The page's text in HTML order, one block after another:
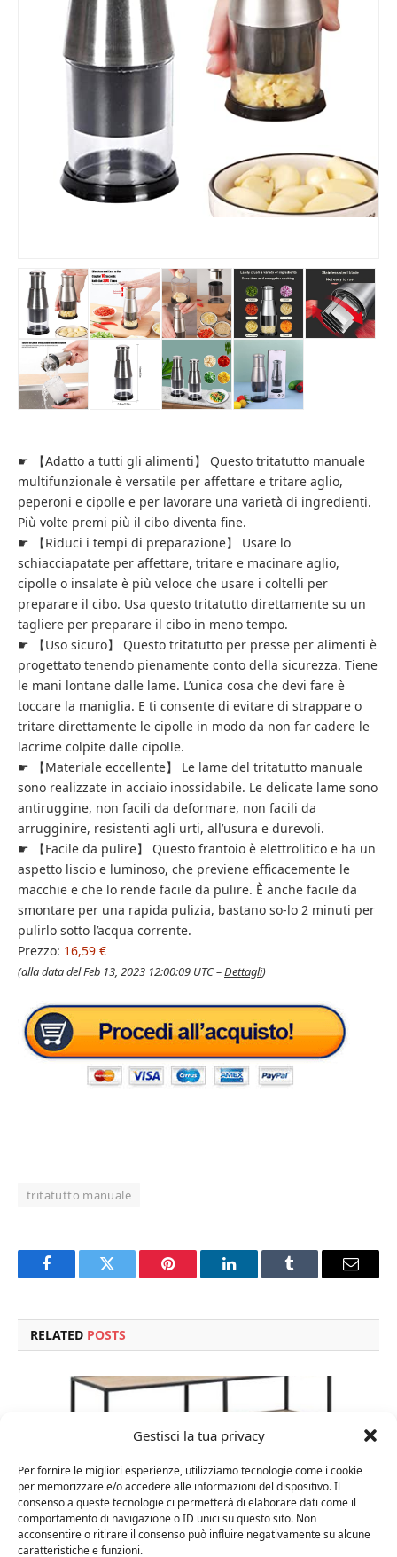
Gestisci la tua privacy
Per fornire le migliori esperienze, utilizziamo tecnologie come i cookie
per memorizzare e/o accedere alle informazioni del dispositivo. Il
consenso a queste tecnologie ci permetterà di elaborare dati come il
comportamento di navigazione o ID unici su questo sito. Non
acconsentire o ritirare il consenso può influire negativamente su alcune
caratteristiche e funzioni.
☛ 【Adatto a tutti gli alimenti】 Questo tritatutto manuale
multifunzionale è versatile per affettare e tritare aglio,
peperoni e cipolle e per lavorare una varietà di ingredienti.
Più volte premi più il cibo diventa fine.
☛ 【Riduci i tempi di preparazione】 Usare lo
schiacciapatate per affettare, tritare e macinare aglio,
cipolle o insalate è più veloce che usare i coltelli per
preparare il cibo. Usa questo tritatutto direttamente su un
tagliere per preparare il cibo in meno tempo.
☛ 【Uso sicuro】 Questo tritatutto per presse per alimenti è
progettato tenendo pienamente conto della sicurezza. Tiene
le mani lontane dalle lame. L’unica cosa che devi fare è
toccare la maniglia. E ti consente di evitare di strappare o
tritare direttamente le cipolle in modo da non far cadere le
lacrime colpite dalle cipolle.
☛ 【Materiale eccellente】 Le lame del tritatutto manuale
sono realizzate in acciaio inossidabile. Le delicate lame sono
antiruggine, non facili da deformare, non facili da
arrugginire, resistenti agli urti, all’usura e durevoli.
☛ 【Facile da pulire】 Questo frantoio è elettrolitico e ha un
aspetto liscio e luminoso, che previene efficacemente le
macchie e che lo rende facile da pulire. È anche facile da
smontare per una rapida pulizia, bastano so-lo 2 minuti per
pulirlo sotto l’acqua corrente.
Prezzo: 16,59 €
(alla data del Feb 13, 2023 12:00:09 UTC –Dettagli)
tritatutto manuale
FacebookTwitter Pinterest LinkedInTumblr Email
RELATED POSTS